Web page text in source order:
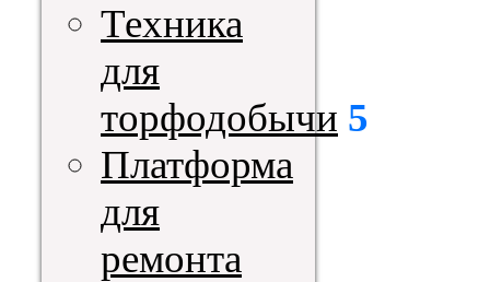
Техника
для
торфодобычи 5
Платформа
для
ремонта